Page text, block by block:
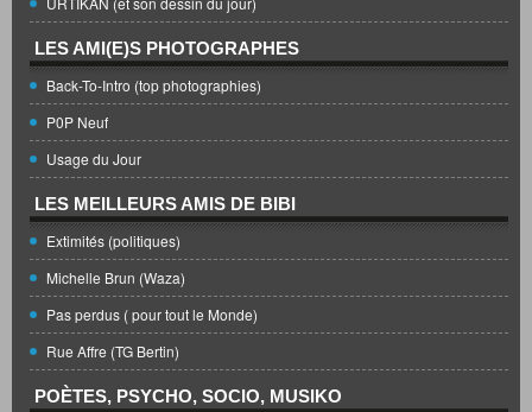
LES AMI(E)S PHOTOGRAPHES
Back-To-Intro (top photographies)
P0P Neuf
Usage du Jour
LES MEILLEURS AMIS DE BIBI
Extimités (politiques)
Michelle Brun (Waza)
Pas perdus ( pour tout le Monde)
Rue Affre (TG Bertin)
POÈTES, PSYCHO, SOCIO, MUSIKO